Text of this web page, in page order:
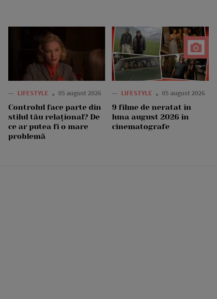
— LIFESTYLE 05 august 2026
Controlul face parte din
stilul tău relațional? De
ce ar putea fi o mare
problemă
— LIFESTYLE 05 august 2026
9 filme de neratat în
luna august 2026 în
cinematografe